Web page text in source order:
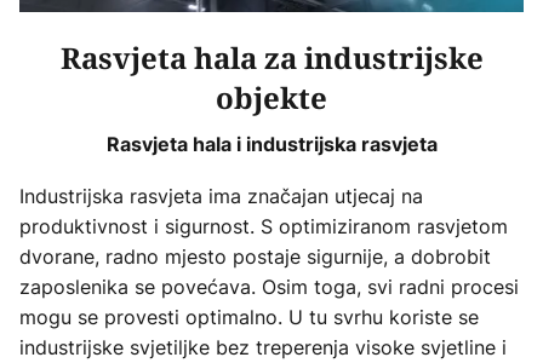
Rasvjeta hala za industrijske
objekte
Rasvjeta hala i industrijska rasvjeta
Industrijska rasvjeta ima značajan utjecaj na
produktivnost i sigurnost. S optimiziranom rasvjetom
dvorane, radno mjesto postaje sigurnije, a dobrobit
zaposlenika se povećava. Osim toga, svi radni procesi
mogu se provesti optimalno. U tu svrhu koriste se
industrijske svjetiljke bez treperenja visoke svjetline i